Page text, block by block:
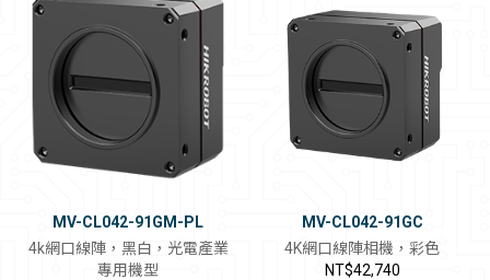
MV-CL042-91GM-PL
4k網口線陣，黑白，光電產業
專用機型
MV-CL042-91GC
4K網口線陣相機，彩色
NT$42,740